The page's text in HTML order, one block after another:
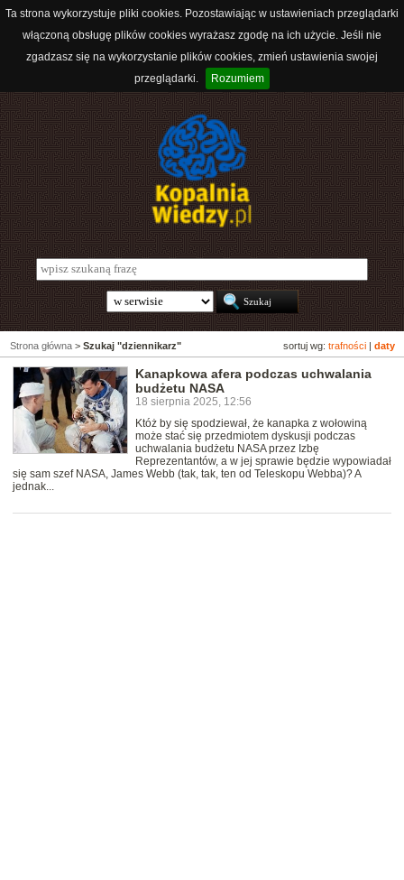
Ta strona wykorzystuje pliki cookies. Pozostawiając w ustawieniach przeglądarki
włączoną obsługę plików cookies wyrażasz zgodę na ich użycie. Jeśli nie
zgadzasz się na wykorzystanie plików cookies, zmień ustawienia swojej
przeglądarki.
Rozumiem
sortuj wg: trafności daty
Strona główna > Szukaj "dziennikarz"
Kanapkowa afera podczas uchwalania
budżetu NASA
18 sierpnia 2025, 12:56
Któż by się spodziewał, że kanapka z wołowiną
może stać się przedmiotem dyskusji podczas
uchwalania budżetu NASA przez Izbę
Reprezentantów, a w jej sprawie będzie wypowiadał
się sam szef NASA, James Webb (tak, tak, ten od Teleskopu Webba)? A
jednak...